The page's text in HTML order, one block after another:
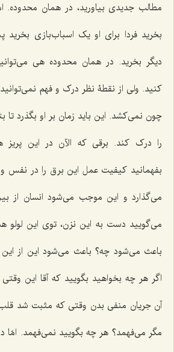
مطالب جدیدی بیاورید، در همان محدوده.
بخرید فردا برای او یک اسباب‌بازی
دیگر بخرید. در همان محدوده هی
کنید. ولی از نقطۀ نظر درک و فهم
چون نمی‌کشد. این باید زمان بر او بگذرد تا
را درک کند. برقی که الآن در این پریز
بفهمانید کیفیت عمل این برق را در نفس
می‌گذارد و این موجب می‌شود انسان از
می‌گویید دست به این نزن، توی این لولو
باعث می‌شود چه؟ باعث می‌شود این از این
اگر هر چه بخواهید بگویید که آقا این
آن جریان منفی بدن وقتی که مثبت شد قلب
مگر می‌فهمد؟ هر چه بگویید نمی‌فهمد. امّا